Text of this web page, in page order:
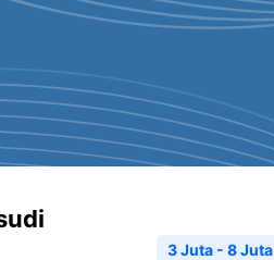
3 Juta - 8 Juta